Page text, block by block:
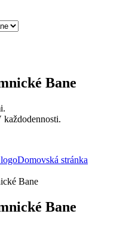
Bane
Domovská stránka
Bane
Bane